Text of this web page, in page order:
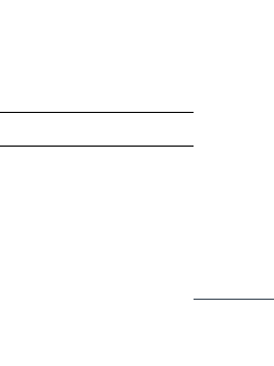
του είναι οβάλ
σε άνετη
να συνδυαστεί με